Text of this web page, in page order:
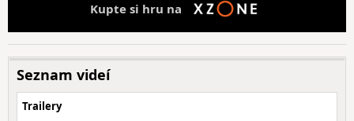
Kupte si hru na
Seznam videí
Trailery